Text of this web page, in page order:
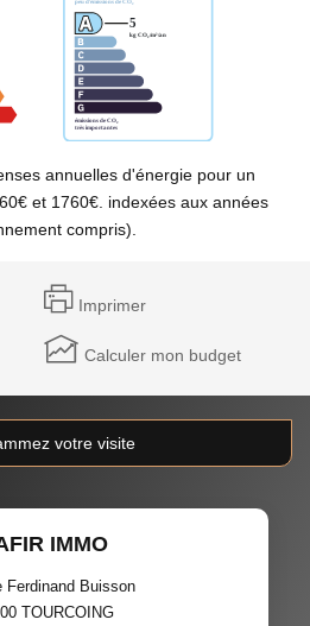
annuelles d'énergie pour un
et 1760€. indexées aux années
compris).
Imprimer
Calculer mon budget
votre visite
IMMO
Ferdinand Buisson
TOURCOING